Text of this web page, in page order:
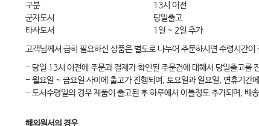
Chapter 22 임플란트의 보험청구
Chapter 23 근관치료의 보험청구
Chapter 24 발치의 보험청구
Chapter 25 기타 외과치료의 보험청구
Chapter 26 비외과적 치주치료의 보험청구
구분
13시 이전
군자도서
당일출고
타사도서
1일 ~ 2일 추가
고객님께서 급히 필요하신 상품은 별도로 나누어 주문하시면 수령시간이
- 당일 13시 이전에 주문과 결제가 확인된 주문건에 대해서 당일출고를
- 월요일 ~ 금요일 사이에 출고가 진행되며, 토요일과 일요일, 연휴기간
- 도서수령일의 경우 제품이 출고된 후 하루에서 이틀정도 추가되며, 배
해외원서의 경우